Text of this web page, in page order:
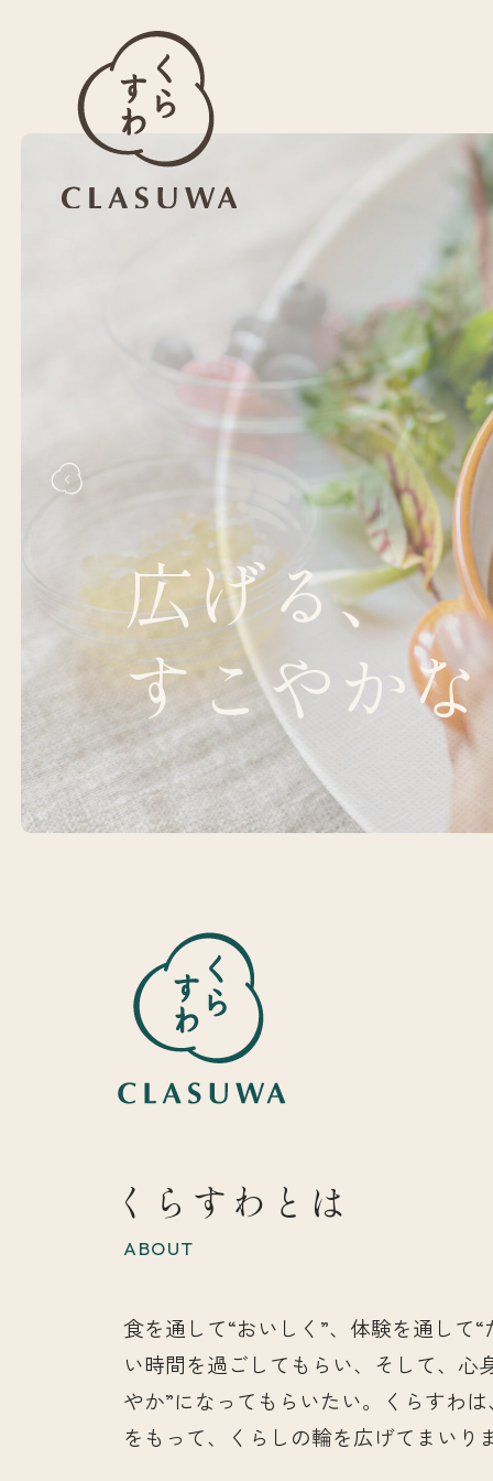
広げる、
すこやか
くらすわとは
ABOUT
食を通して“おいしく”、体験を通して“
い時間を過ごしてもらい、そして、心
やか”になってもらいたい。くらすわ
をもって、くらしの輪を広げてまいりま